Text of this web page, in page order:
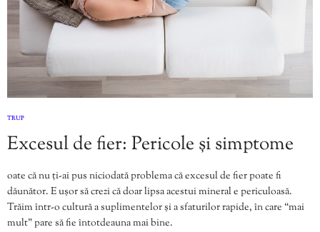
TRUP
Excesul de fier: Pericole și simptome
oate că nu ți-ai pus niciodată problema că excesul de fier poate fi
dăunător. E ușor să crezi că doar lipsa acestui mineral e periculoasă.
Trăim într-o cultură a suplimentelor și a sfaturilor rapide, în care “mai
mult” pare să fie întotdeauna mai bine.